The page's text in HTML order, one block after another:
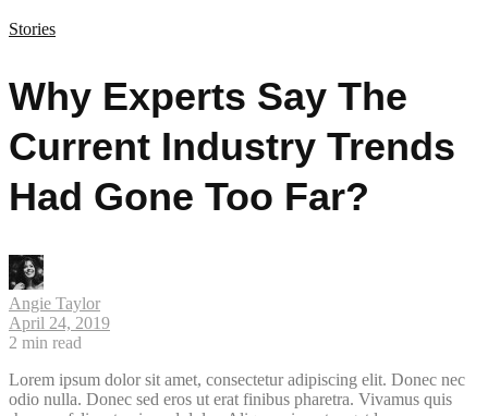
Stories
Why Experts Say The
Current Industry Trends
Had Gone Too Far?
Angie Taylor
April 24, 2019
2 min read
Lorem ipsum dolor sit amet, consectetur adipiscing elit. Donec nec
odio nulla. Donec sed eros ut erat finibus pharetra. Vivamus quis